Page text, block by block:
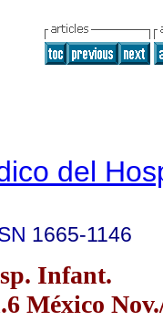
del
1665-1146
Infant.
México